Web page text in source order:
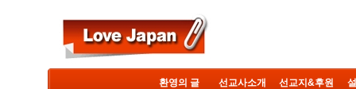
환영의 글 선교사소개 선교지&후원